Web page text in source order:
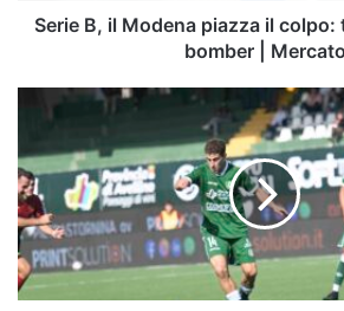
per
Mercato
Serie B, il Modena piazza il
bomber | Mercato
da
gol.
Tutti
i
bomber
delle